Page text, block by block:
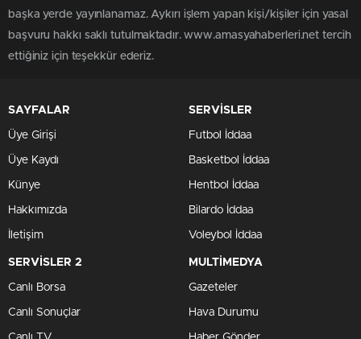
başka yerde yayınlanamaz. Aykırı işlem yapan kişi/kişiler için yasal
başvuru hakkı saklı tutulmaktadır. www.amasyahaberleri.net tercih
ettiğiniz için teşekkür ederiz.
SAYFALAR
Üye Girişi
Üye Kaydı
Künye
Hakkımızda
İletişim
SERVİSLER
Futbol İddaa
Basketbol İddaa
Hentbol İddaa
Bilardo İddaa
Voleybol İddaa
SERVİSLER 2
Canlı Borsa
Canlı Sonuçlar
MULTİMEDYA
Gazeteler
Hava Durumu